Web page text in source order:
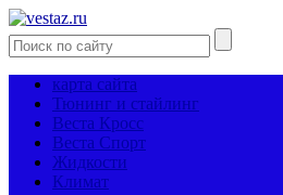
карта сайта
Тюнинг и стайлинг
Веста Кросс
Веста Спорт
Жидкости
Климат